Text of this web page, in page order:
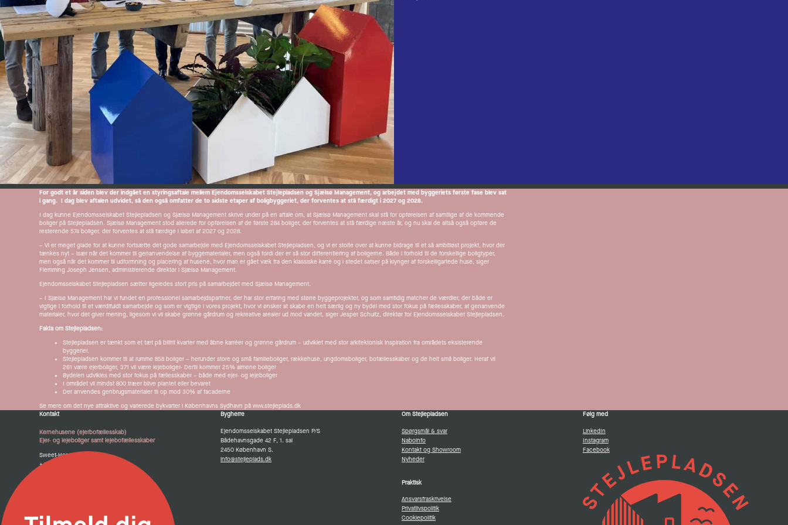
For godt et år siden blev der indgået en styringsaftale mellem Ejendomsselskabet Stejlepladsen og Sjælsø Management, og arbejdet med byggeriets første fase blev sat
i gang. I dag blev aftalen udvidet, så den også omfatter de to sidste etaper af boligbyggeriet, der forventes at stå færdigt i 2027 og 2028.
I dag kunne Ejendomsselskabet Stejlepladsen og Sjælsø Management skrive under på en aftale om, at Sjælsø Management skal stå for opførelsen af samtlige af de kommende
boliger på Stejlepladsen. Sjælsø Management stod allerede for opførelsen af de første 284 boliger, der forventes at stå færdige næste år, og nu skal de altså også opføre de
resterende 574 boliger, der forventes at stå færdige i løbet af 2027 og 2028.
– Vi er meget glade for at kunne fortsætte det gode samarbejde med Ejendomsselskabet Stejlepladsen, og vi er stolte over at kunne bidrage til et så ambitiøst projekt, hvor der
tænkes nyt – især når det kommer til genanvendelse af byggematerialer, men også fordi der er så stor differentiering af boligerne. Både i forhold til de forskellige boligtyper,
men også når det kommer til udformning og placering af husene, hvor man er gået væk fra den klassiske karré og i stedet satser på klynger af forskelligartede huse, siger
Flemming Joseph Jensen, administrerende direktør i Sjælsø Management.
Ejendomsselskabet Stejlepladsen sætter ligeledes stort pris på samarbejdet med Sjælsø Management.
– I Sjælsø Management har vi fundet en professionel samarbejdspartner, der har stor erfaring med større byggeprojekter, og som samtidig matcher de værdier, der både er
vigtige i forhold til et værdifuldt samarbejde og som er vigtige i vores projekt, hvor vi ønsker at skabe en helt særlig og ny bydel med stor fokus på fællesskaber, at genanvende
materialer, hvor det giver mening, ligesom vi vil skabe grønne gårdrum og rekreative arealer ud mod vandet, siger Jesper Schultz, direktør for Ejendomsselskabet Stejlepladsen.
Fakta om Stejlepladsen:
Stejlepladsen er tænkt som et tæt på bilfrit kvarter med åbne karréer og grønne gårdrum – udviklet med stor arkitektonisk inspiration fra områdets eksisterende
byggerier.
Stejlepladsen kommer til at rumme 858 boliger – herunder store og små familieboliger, rækkehuse, ungdomsboliger, bofællesskaber og de helt små boliger. Heraf vil
261 være ejerboliger, 371 vil være lejeboliger- Dertil kommer 25% almene boliger
Bydelen udvikles med stor fokus på fællesskaber – både med ejer- og lejeboliger
I området vil mindst 800 træer blive plantet eller bevaret
Der anvendes genbrugsmaterialer til op mod 30% af facaderne
Se mere om det nye attraktive og varierede bykvarter i Københavns Sydhavn påwww.stejleplads.dk
Kontakt
Kernehusene (ejerbofællesskab)
Ejer- og lejeboliger samt lejebofællesskaber
Sweet-Homes
+45 24 64 07 88
Bygherre
Ejendomsselskabet Stejlepladsen P/S
Bådehavnsgade 42 F, 1. sal
2450 København S.
info@stejleplads.dk
Om Stejlepladsen
Spørgsmål & svar
Naboinfo
Kontakt og Showroom
Nyheder
Praktisk
Ansvarsfraskrivelse
Privatlivspolitik
Cookiepolitik
Følg med
LinkedIn
Instagram
Facebook